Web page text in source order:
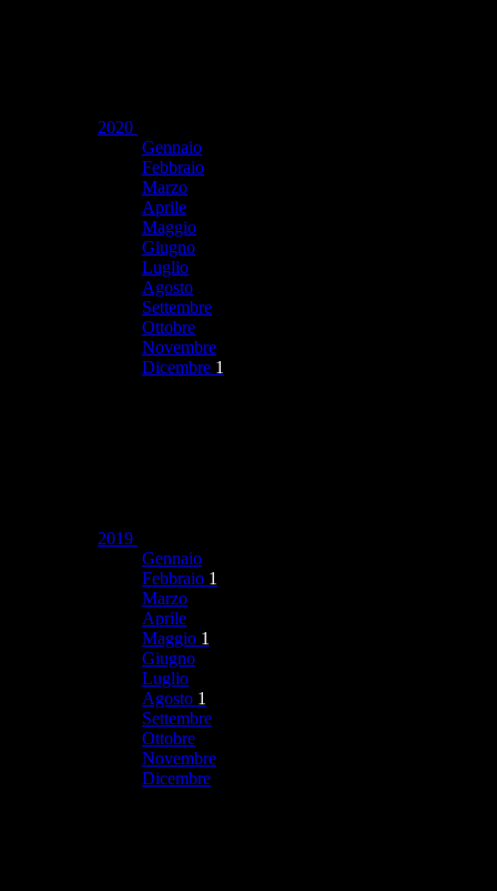
2020
Gennaio
Febbraio
Marzo
Aprile
Maggio
Giugno
Luglio
Agosto
Settembre
Ottobre
Novembre
Dicembre 1
2019
Gennaio
Febbraio 1
Marzo
Aprile
Maggio 1
Giugno
Luglio
Agosto 1
Settembre
Ottobre
Novembre
Dicembre